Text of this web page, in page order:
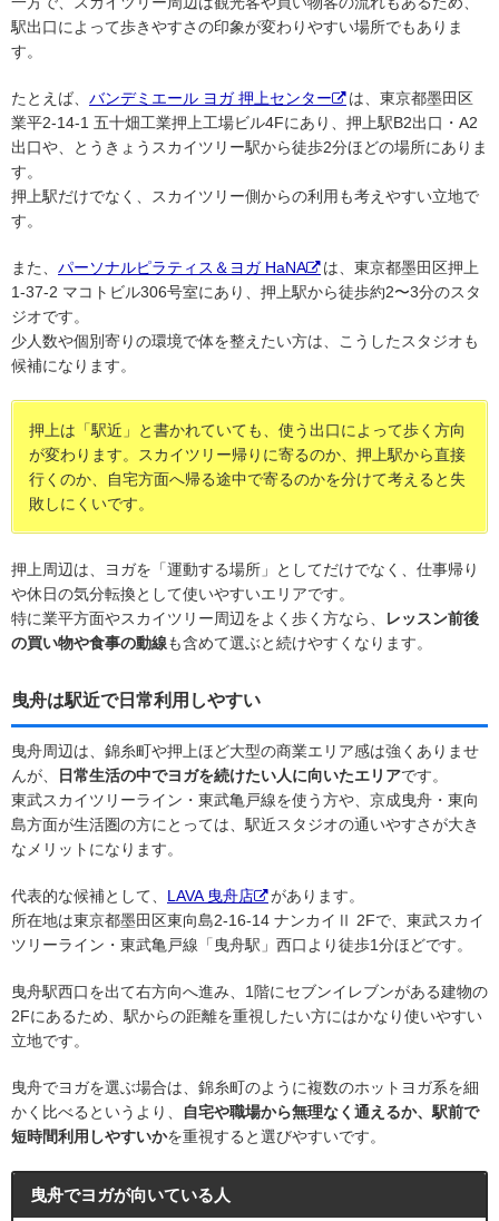
駅出口によって歩きやすさの印象が変わりやすい場所でもありま
す。
たとえば、 バンデミエール ヨガ 押上センター
は、東京都墨田区
業平2-14-1 五十畑工業押上工場ビル4Fにあり、押上駅B2出口・A2
出口や、とうきょうスカイツリー駅から徒歩2分ほどの場所にありま
す。
押上駅だけでなく、スカイツリー側からの利用も考えやすい立地で
す。
また、 パーソナルピラティス＆ヨガ HaNA
は、東京都墨田区押上
1-37-2 マコトビル306号室にあり、押上駅から徒歩約2〜3分のスタ
ジオです。
少人数や個別寄りの環境で体を整えたい方は、こうしたスタジオも
候補になります。
押上は「駅近」と書かれていても、使う出口によって歩く方向
が変わります。スカイツリー帰りに寄るのか、押上駅から直接
行くのか、自宅方面へ帰る途中で寄るのかを分けて考えると失
敗しにくいです。
押上周辺は、ヨガを「運動する場所」としてだけでなく、仕事帰り
や休日の気分転換として使いやすいエリアです。
特に業平方面やスカイツリー周辺をよく歩く方なら、
レッスン前後
の買い物や食事の動線も含めて選ぶと続けやすくなります。
曳舟は駅近で日常利用しやすい
曳舟周辺は、錦糸町や押上ほど大型の商業エリア感は強くありませ
んが、
日常生活の中でヨガを続けたい人に向いたエリアです。
東武スカイツリーライン・東武亀戸線を使う方や、京成曳舟・東向
島方面が生活圏の方にとっては、駅近スタジオの通いやすさが大き
なメリットになります。
代表的な候補として、 LAVA 曳舟店
があります。
所在地は東京都墨田区東向島2-16-14 ナンカイⅡ 2Fで、東武スカイ
ツリーライン・東武亀戸線「曳舟駅」西口より徒歩1分ほどです。
曳舟駅西口を出て右方向へ進み、1階にセブンイレブンがある建物の
2Fにあるため、駅からの距離を重視したい方にはかなり使いやすい
立地です。
曳舟でヨガを選ぶ場合は、錦糸町のように複数のホットヨガ系を細
かく比べるというより、
自宅や職場から無理なく通えるか、駅前で
短時間利用しやすいかを重視すると選びやすいです。
曳舟でヨガが向いている人